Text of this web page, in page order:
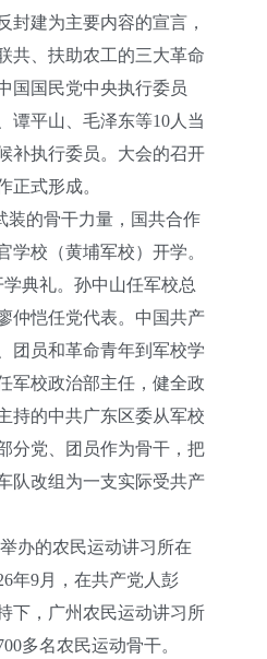
封建为主要内容的宣言，
共、扶助农工的三大革命
国国民党中央执行委员
谭平山、毛泽东等10人当
补执行委员。大会的召开
正式形成。
的骨干力量，国共合作
学校（黄埔军校）开学。
典礼。孙中山任军校总
仲恺任党代表。中国共产
团员和革命青年到军校学
军校政治部主任，健全政
持的中共广东区委从军校
分党、团员作为骨干，把
队改组为一支实际受共产
的农民运动讲习所在
年9月，在共产党人彭
下，广州农民运动讲习所
多名农民运动骨干。